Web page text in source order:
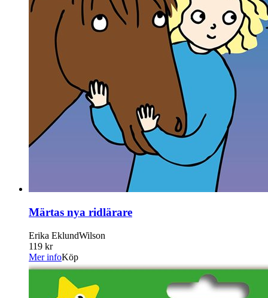
Märtas nya ridlärare
Erika EklundWilson
119 kr
Mer infoKöp